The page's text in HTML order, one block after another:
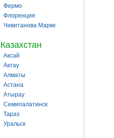
Фермо
Флоренция
Чивитанова Марке
Казахстан
Аксай
Актау
Алматы
Астана
Атырау
Семипалатинск
Тараз
Уральск